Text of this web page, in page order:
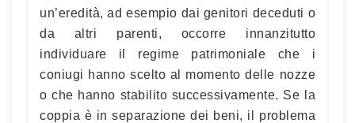
un’eredità, ad esempio dai genitori deceduti o
da altri parenti, occorre innanzitutto
individuare il regime patrimoniale che i
coniugi hanno scelto al momento delle nozze
o che hanno stabilito successivamente. Se la
coppia è in separazione dei beni, il problema